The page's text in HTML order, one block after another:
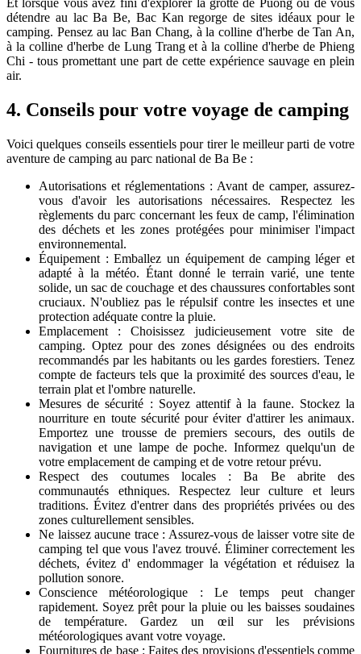
Et lorsque vous avez fini d'explorer la grotte de Puong ou de vous
détendre au lac Ba Be, Bac Kan regorge de sites idéaux pour le
camping. Pensez au lac Ban Chang, à la colline d'herbe de Tan An,
à la colline d'herbe de Lung Trang et à la colline d'herbe de Phieng
Chi - tous promettant une part de cette expérience sauvage en plein
air.
4. Conseils pour votre voyage de camping
Voici quelques conseils essentiels pour tirer le meilleur parti de votre
aventure de camping au parc national de Ba Be :
Autorisations et réglementations : Avant de camper, assurez-
vous d'avoir les autorisations nécessaires. Respectez les
règlements du parc concernant les feux de camp, l'élimination
des déchets et les zones protégées pour minimiser l'impact
environnemental.
Équipement : Emballez un équipement de camping léger et
adapté à la météo. Étant donné le terrain varié, une tente
solide, un sac de couchage et des chaussures confortables sont
cruciaux. N'oubliez pas le répulsif contre les insectes et une
protection adéquate contre la pluie.
Emplacement : Choisissez judicieusement votre site de
camping. Optez pour des zones désignées ou des endroits
recommandés par les habitants ou les gardes forestiers. Tenez
compte de facteurs tels que la proximité des sources d'eau, le
terrain plat et l'ombre naturelle.
Mesures de sécurité : Soyez attentif à la faune. Stockez la
nourriture en toute sécurité pour éviter d'attirer les animaux.
Emportez une trousse de premiers secours, des outils de
navigation et une lampe de poche. Informez quelqu'un de
votre emplacement de camping et de votre retour prévu.
Respect des coutumes locales : Ba Be abrite des
communautés ethniques. Respectez leur culture et leurs
traditions. Évitez d'entrer dans des propriétés privées ou des
zones culturellement sensibles.
Ne laissez aucune trace : Assurez-vous de laisser votre site de
camping tel que vous l'avez trouvé. Éliminer correctement les
déchets, évitez d' endommager la végétation et réduisez la
pollution sonore.
Conscience météorologique : Le temps peut changer
rapidement. Soyez prêt pour la pluie ou les baisses soudaines
de température. Gardez un œil sur les prévisions
météorologiques avant votre voyage.
Fournitures de base : Faites des provisions d'essentiels comme